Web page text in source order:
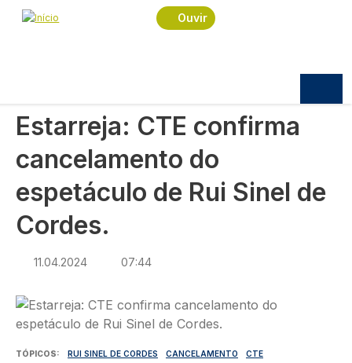
Passar para o conteúdo principal
Ouvir
Navegação estrutural
Início
Cultura
Estarreja: CTE confirma cancelamento do
Estarreja: CTE confirma
cancelamento do
espetáculo de Rui Sinel de
Cordes.
11.04.2024 07:44
Imagem
TÓPICOS RUI SINEL DE CORDES CANCELAMENTO
CTE